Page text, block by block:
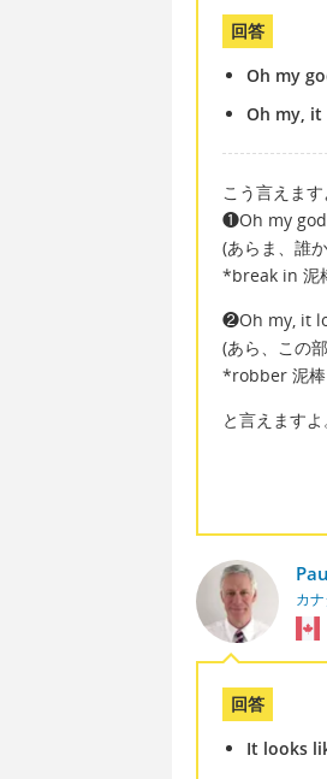
回答
Oh my
Oh my, it
こう言えます
❶Oh my
(あらま、誰
*break in 泥
❷Oh my, it
(あら、この
*robber 泥棒
と言えますよ
カ
回答
It looks